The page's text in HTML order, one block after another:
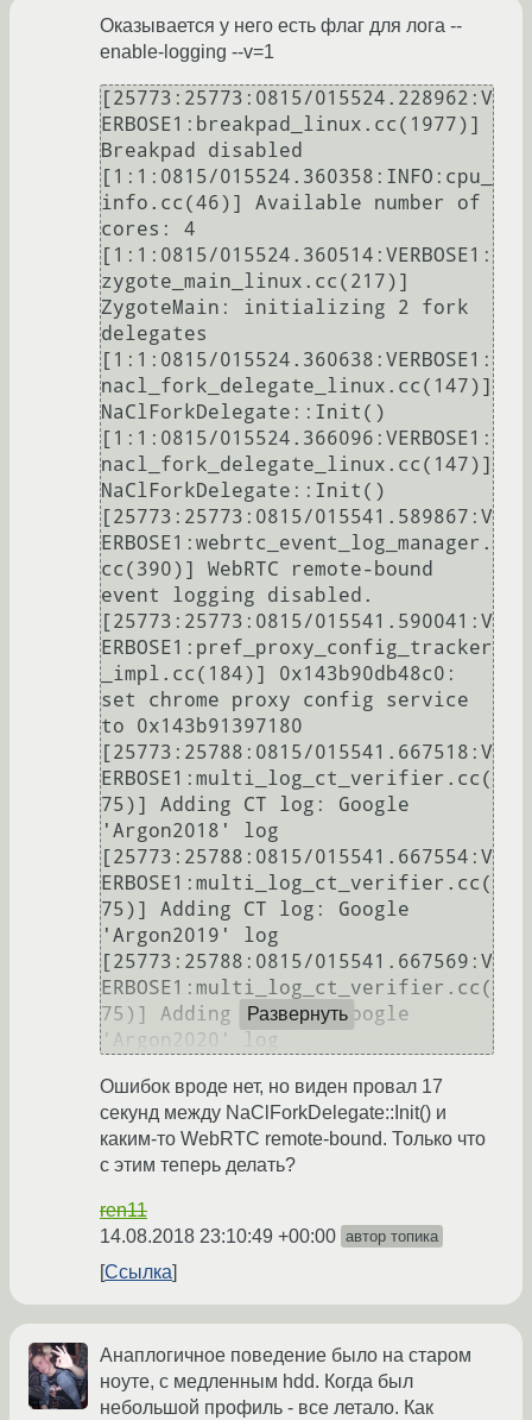
Оказывается у него есть флаг для лога --
enable-logging --v=1
[25773:25773:0815/015524.228962:V
ERBOSE1:breakpad_linux.cc(1977)]
Breakpad disabled
[1:1:0815/015524.360358:INFO:cpu_
info.cc(46)] Available number of
cores: 4
[1:1:0815/015524.360514:VERBOSE1:
zygote_main_linux.cc(217)]
ZygoteMain: initializing 2 fork
delegates
[1:1:0815/015524.360638:VERBOSE1:
nacl_fork_delegate_linux.cc(147)]
NaClForkDelegate::Init()
[1:1:0815/015524.366096:VERBOSE1:
nacl_fork_delegate_linux.cc(147)]
NaClForkDelegate::Init()
[25773:25773:0815/015541.589867:V
ERBOSE1:webrtc_event_log_manager.
cc(390)] WebRTC remote-bound
event logging disabled.
[25773:25773:0815/015541.590041:V
ERBOSE1:pref_proxy_config_tracker
_impl.cc(184)] 0x143b90db48c0:
set chrome proxy config service
to 0x143b91397180
[25773:25788:0815/015541.667518:V
ERBOSE1:multi_log_ct_verifier.cc(
75)] Adding CT log: Google
'Argon2018' log
[25773:25788:0815/015541.667554:V
ERBOSE1:multi_log_ct_verifier.cc(
75)] Adding CT log: Google
'Argon2019' log
[25773:25788:0815/015541.667569:V
ERBOSE1:multi_log_ct_verifier.cc(
75)] Adding CT log: Google
Развернуть
Ошибок вроде нет, но виден провал 17
секунд между NaClForkDelegate::Init() и
каким-то WebRTC remote-bound. Только что
с этим теперь делать?
ren11
14.08.2018 23:10:49 +00:00 автор топика
Ссылка
Анаплогичное поведение было на старом
ноуте, с медленным hdd. Когда был
небольшой профиль - все летало. Как